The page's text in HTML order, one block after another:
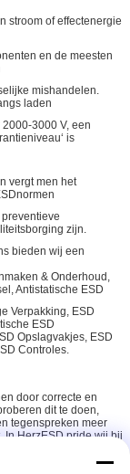
stroom of effectenergie
en de meesten
mishandelen.
laden
3000 V, een
is
vergt men het
zijn.
bieden wij een
& Onderhoud,
Antistatische ESD
Verpakking, ESD
ESD
Opslagvakjes, ESD
Controles.
door correcte en
dit te doen,
tegenspreken meer
In HerzESD pride wij bij